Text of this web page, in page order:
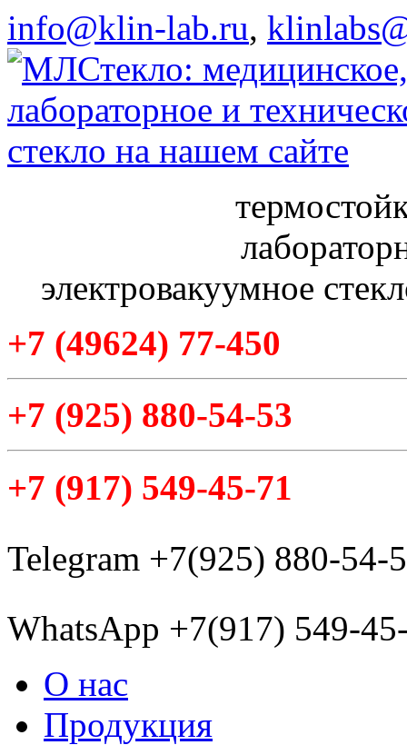
info@klin-lab.ru,
электровакуумное
+7 (49624) 77-450
+7 (925) 880-54-53
+7 (917) 549-45-71
Telegram +7(925) 880-54-
WhatsApp +7(917) 549-
О нас
Продукция